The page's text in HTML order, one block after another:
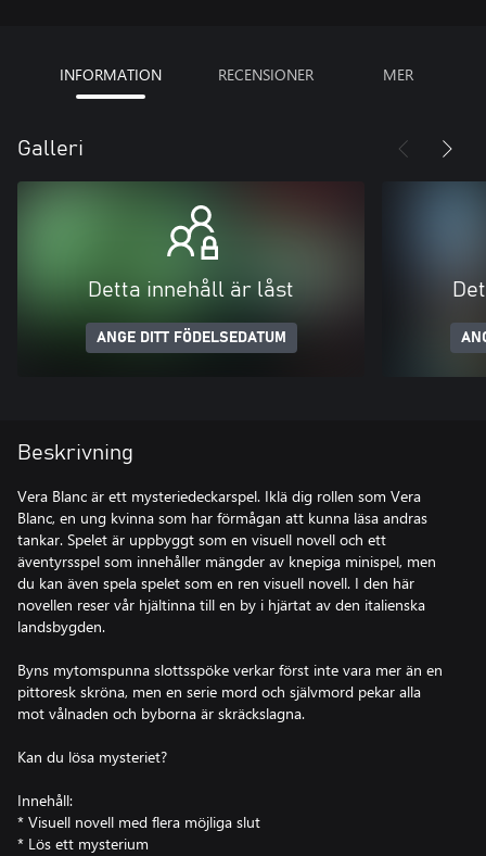
INFORMATION RECENSIONER MER
Galleri
Detta innehåll är låst
ANGE DITT FÖDELSEDATUM
Beskrivning
Vera Blanc är ett mysteriedeckarspel. Iklä dig rollen som Vera
Blanc, en ung kvinna som har förmågan att kunna läsa andras
tankar. Spelet är uppbyggt som en visuell novell och ett
äventyrsspel som innehåller mängder av knepiga minispel, men
du kan även spela spelet som en ren visuell novell. I den här
novellen reser vår hjältinna till en by i hjärtat av den italienska
landsbygden.
Byns mytomspunna slottsspöke verkar först inte vara mer än en
pittoresk skröna, men en serie mord och självmord pekar alla
mot vålnaden och byborna är skräckslagna.
Kan du lösa mysteriet?
Innehåll:
* Visuell novell med flera möjliga slut
* Lös ett mysterium